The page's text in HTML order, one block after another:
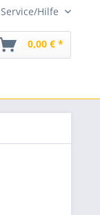
Service/Hilfe
0,00 € *